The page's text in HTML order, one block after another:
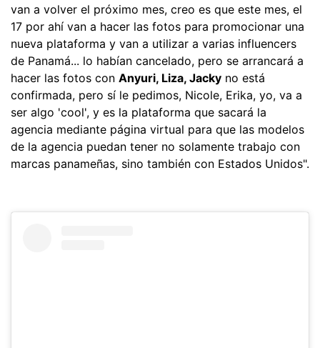
van a volver el próximo mes, creo es que este mes, el
17 por ahí van a hacer las fotos para promocionar una
nueva plataforma y van a utilizar a varias influencers
de Panamá... lo habían cancelado, pero se arrancará a
hacer las fotos con Anyuri, Liza, Jacky no está
confirmada, pero sí le pedimos, Nicole, Erika, yo, va a
ser algo 'cool', y es la plataforma que sacará la
agencia mediante página virtual para que las modelos
de la agencia puedan tener no solamente trabajo con
marcas panameñas, sino también con Estados Unidos".